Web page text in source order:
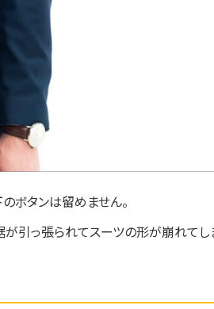
ボタンは留めません。
引っ張られてスーツの形が崩れてし